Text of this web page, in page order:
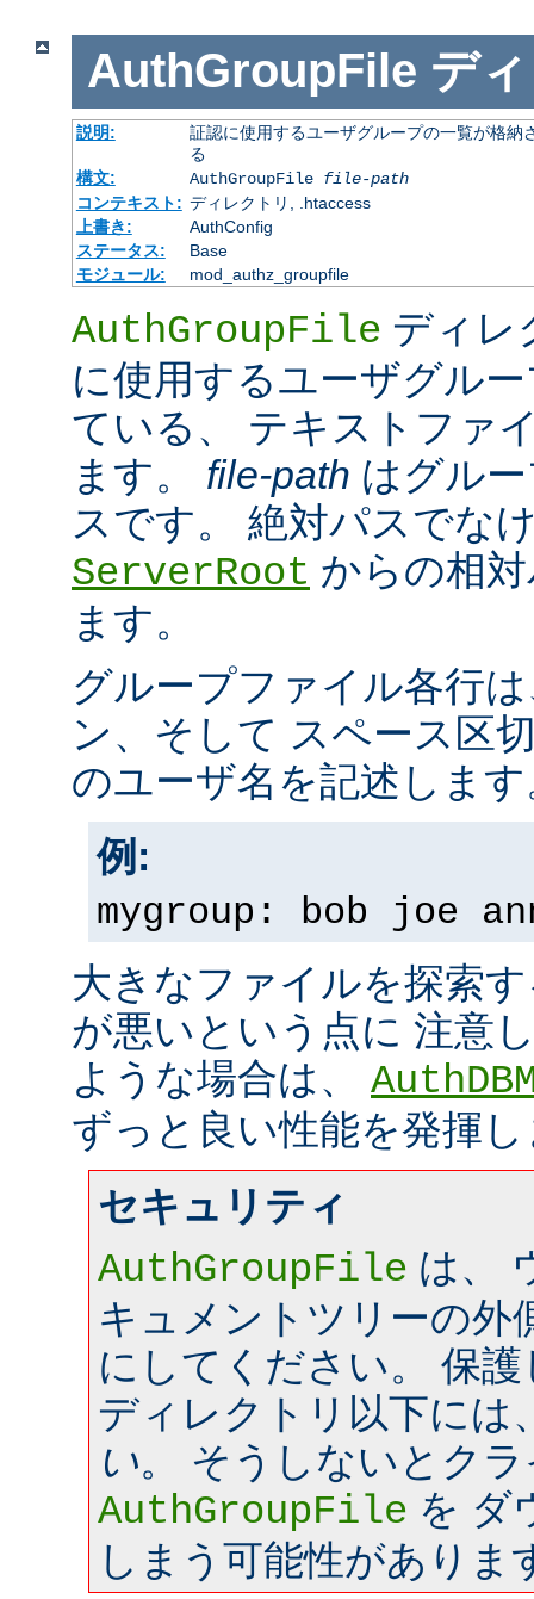
AuthGroupFile デ
説明:
証認に使用するユーザグループの一覧が格
る
構文:
AuthGroupFile file-path
コンテキスト: ディレクトリ, .htaccess
上書き:
AuthConfig
ステータス:
Base
モジュール:
mod_authz_groupfile
AuthGroupFile ディレ
に使用するユーザグル
ている、 テキストファ
ます。 file-path はグル
スです。 絶対パスでな
ServerRoot からの相
ます。
グループファイル各行
ン、そして スペース区
のユーザ名を記述します
例:
mygroup: bob joe
大きなファイルを探索
が悪いという点に 注意
ような場合は、
ずっと良い性能を発揮
セキュリティ
AuthGroupFile は、
キュメントツリーの外
にしてください。 保
ディレクトリ以下には
い。 そうしないとク
AuthGroupFile を ダ
しまう可能性がありま